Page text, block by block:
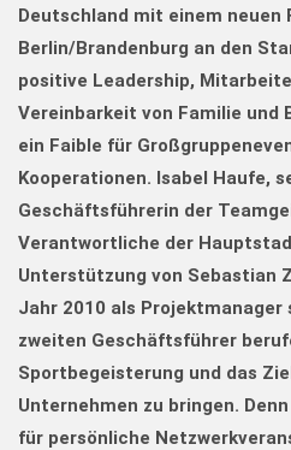
Deutschland mit einem neuen
Berlin/Brandenburg an den
positive Leadership,
Vereinbarkeit von Familie und
ein Faible für
Kooperationen. Isabel Haufe,
Geschäftsführerin der
Verantwortliche der
Unterstützung von Sebastian
Jahr 2010 als
zweiten Geschäftsführer
Sportbegeisterung und das
Unternehmen zu bringen.
für persönliche